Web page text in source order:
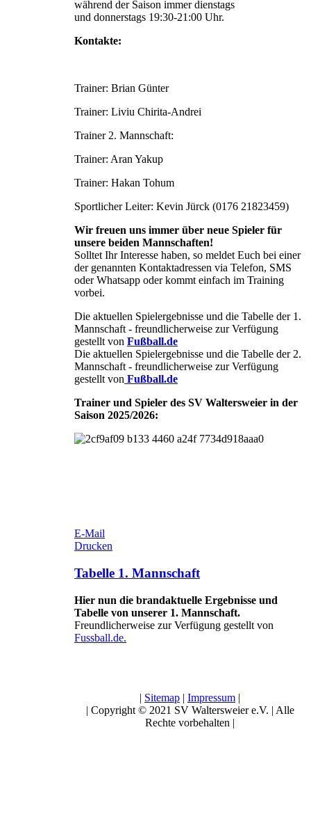
während der Saison immer dienstags
und donnerstags 19:30-21:00 Uhr.
Kontakte:
Trainer: Brian Günter
Trainer: Liviu Chirita-Andrei
Trainer 2. Mannschaft:
Trainer: Aran Yakup
Trainer: Hakan Tohum
Sportlicher Leiter: Kevin Jürck (0176 21823459)
Wir freuen uns immer über neue Spieler für
unsere beiden Mannschaften!
Solltet Ihr Interesse haben, so meldet Euch bei einer
der genannten Kontaktadressen via Telefon, SMS
oder Whatsapp oder kommt einfach im Training
vorbei.
Die aktuellen Spielergebnisse und die Tabelle der 1.
Mannschaft - freundlicherweise zur Verfügung
gestellt von Fußball.de
Die aktuellen Spielergebnisse und die Tabelle der 2.
Mannschaft - freundlicherweise zur Verfügung
gestellt von Fußball.de
Trainer und Spieler des SV Waltersweier in der
Saison 2025/2026:
E-Mail
Drucken
Tabelle 1. Mannschaft
Hier nun die brandaktuelle Ergebnisse und
Tabelle von unserer 1. Mannschaft.
Freundlicherweise zur Verfügung gestellt von
Fussball.de.
| Sitemap | Impressum |
| Copyright © 2021 SV Waltersweier e.V. | Alle
Rechte vorbehalten |